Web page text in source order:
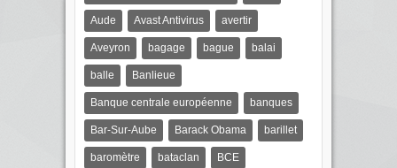
Aude Avast Antivirus avertir
Aveyron bagage bague balai
balle Banlieue
Banque centrale européenne banques
Bar-Sur-Aube Barack Obama barillet
baromètre bataclan BCE